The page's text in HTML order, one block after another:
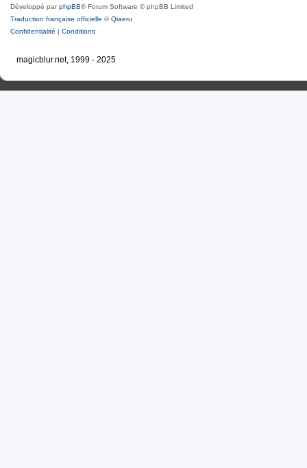
Développé parphpBB® Forum Software © phpBB Limited
Traduction française officielle ©Qiaeru
Confidentialité | Conditions
magicblur.net, 1999 - 2025